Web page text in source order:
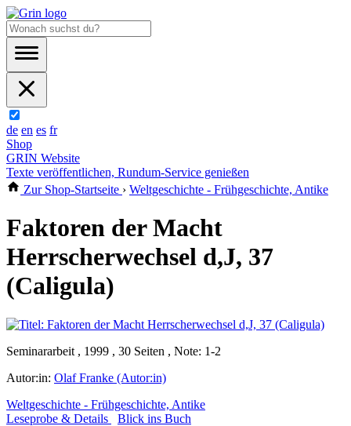
de en es fr
Shop
GRIN Website
Texte veröffentlichen, Rundum-Service genießen
Zur Shop-Startseite › Weltgeschichte - Frühgeschichte, Antike
Faktoren der Macht
Herrscherwechsel d,J, 37
(Caligula)
Seminararbeit , 1999 , 30 Seiten , Note: 1-2
Autor:in: Olaf Franke (Autor:in)
Weltgeschichte - Frühgeschichte, Antike
Leseprobe & Details
Blick ins Buch